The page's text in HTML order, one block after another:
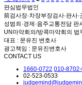
판심법무법인
前검사장·차장부장검사·판사·
성범죄·경제·음주교통전담 판
UN마약회의/방콕마약회의 법
대표 : 문유진 변호사
광고책임 : 문유진변호사
CONTACT US
1660-0722 010-
02-523-0533